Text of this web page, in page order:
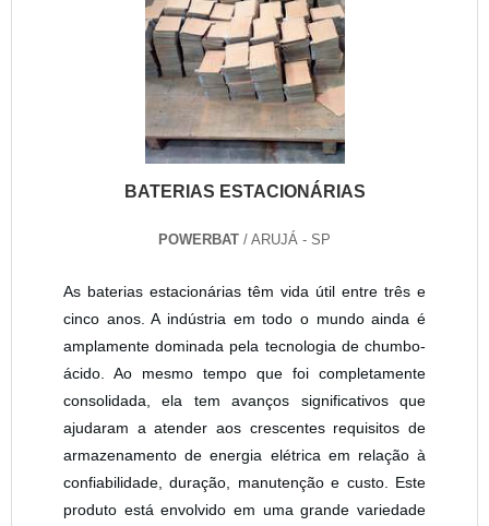
BATERIAS ESTACIONÁRIAS
POWERBAT / ARUJÁ - SP
As baterias estacionárias têm vida útil entre três e
cinco anos. A indústria em todo o mundo ainda é
amplamente dominada pela tecnologia de chumbo-
ácido. Ao mesmo tempo que foi completamente
consolidada, ela tem avanços significativos que
ajudaram a atender aos crescentes requisitos de
armazenamento de energia elétrica em relação à
confiabilidade, duração, manutenção e custo. Este
produto está envolvido em uma grande variedade